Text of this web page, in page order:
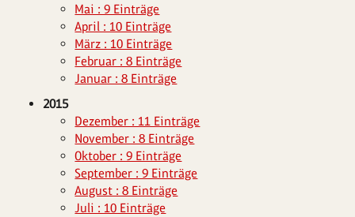
Mai : 9 Einträge
April : 10 Einträge
März : 10 Einträge
Februar : 8 Einträge
Januar : 8 Einträge
2015
Dezember : 11 Einträge
November : 8 Einträge
Oktober : 9 Einträge
September : 9 Einträge
August : 8 Einträge
Juli : 10 Einträge